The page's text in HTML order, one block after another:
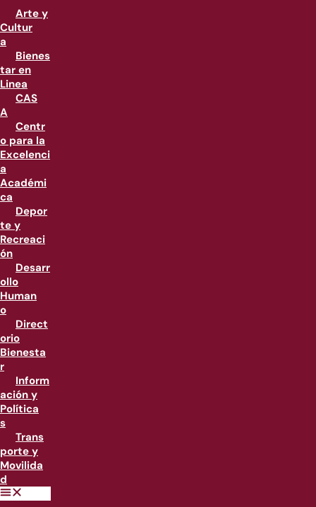
Arte y
Cultur
a
Bienes
tar en
Linea
CAS
A
Centr
o para la
Excelenci
a
Académi
ca
Depor
te y
Recreaci
ón
Desarr
ollo
Human
o
Direct
orio
Bienesta
r
Inform
ación y
Política
s
Trans
porte y
Movilida
d